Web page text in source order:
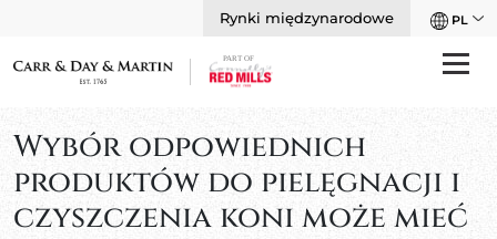
Rynki międzynarodowe PL
Wybór odpowiednich
produktów do pielęgnacji i
czyszczenia koni może mieć